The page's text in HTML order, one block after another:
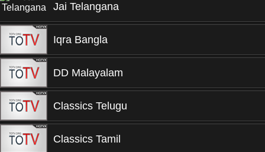
Jai Telangana
Iqra Bangla
DD Malayalam
Classics Telugu
Classics Tamil